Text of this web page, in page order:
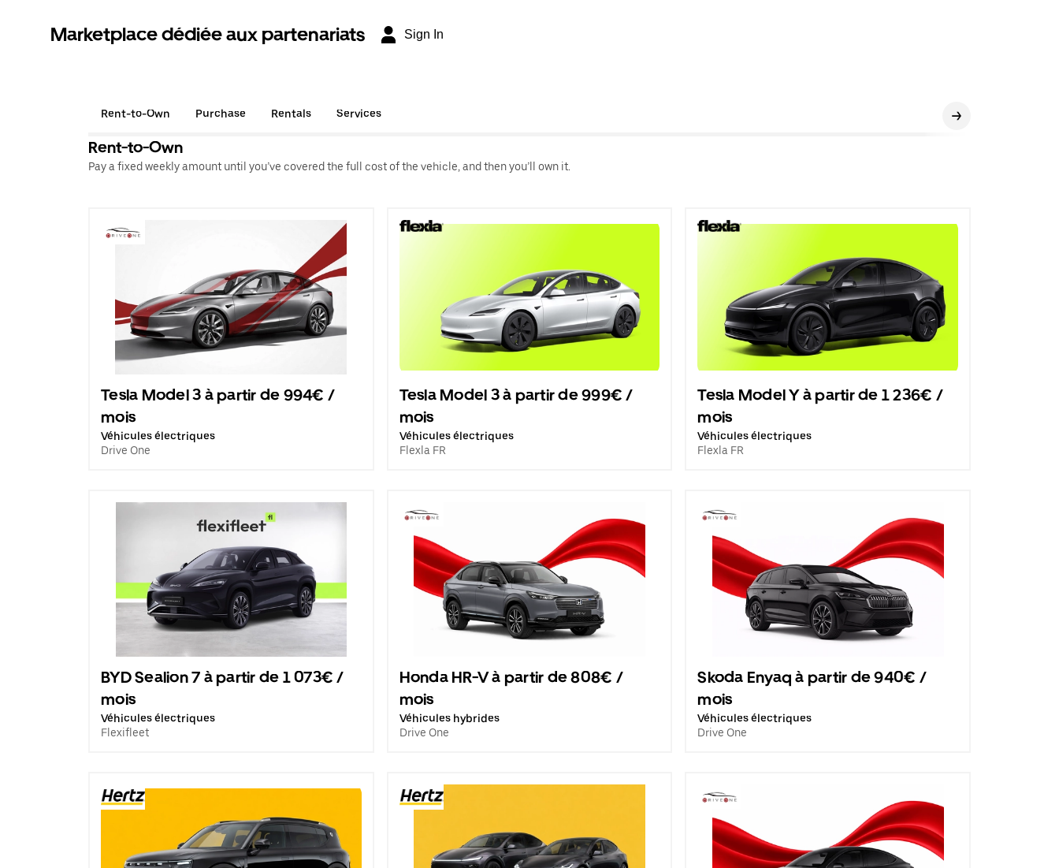
Marketplace dédiée aux partenariats Sign In
Rent-to-Own Purchase Rentals Services
Rent-to-Own
Pay a fixed weekly amount until you’ve covered the full cost of the vehicle, and then you’ll own it.
Tesla Model 3 à partir de 994€ /
mois
Véhicules électriques
Drive One
Tesla Model 3 à partir de 999€ /
mois
Véhicules électriques
Flexla FR
Tesla Model Y à partir de 1 236€ /
mois
Véhicules électriques
Flexla FR
BYD Sealion 7 à partir de 1 073€ /
mois
Véhicules électriques
Flexifleet
Honda HR-V à partir de 808€ /
mois
Véhicules hybrides
Drive One
Skoda Enyaq à partir de 940€ /
mois
Véhicules électriques
Drive One